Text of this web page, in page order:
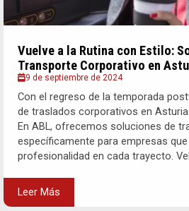
Vuelve a la Rutina con Estilo:
Transporte Corporativo en
9 de septiembre de 2024
Con el regreso de la temporada
de traslados corporativos en
En ABL, ofrecemos soluciones de
específicamente para empresas
profesionalidad en cada trayecto.
Leer Más